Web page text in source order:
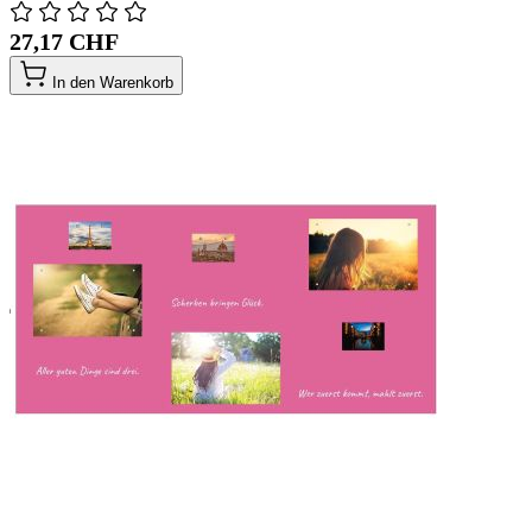
27,17 CHF
In den Warenkorb